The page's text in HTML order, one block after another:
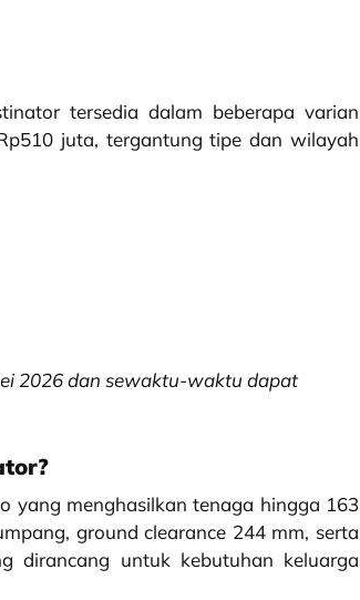
tersedia dalam beberapa varian
juta, tergantung tipe dan wilayah
2026 dan sewaktu-waktu dapat
yang menghasilkan tenaga hingga 163
ground clearance 244 mm, serta
dirancang untuk kebutuhan keluarga